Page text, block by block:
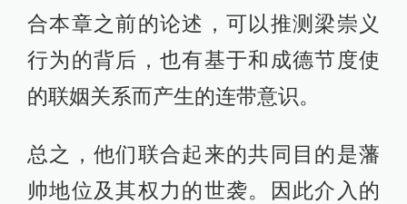
合本章之前的论述，可以推测梁崇义
行为的背后，也有基于和成德节度使
的联姻关系而产生的连带意识。
总之，他们联合起来的共同目的是藩
帅地位及其权力的世袭。因此介入的